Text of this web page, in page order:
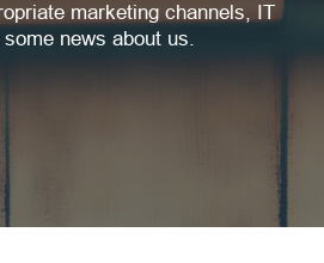
marketing channels, IT
news about us.